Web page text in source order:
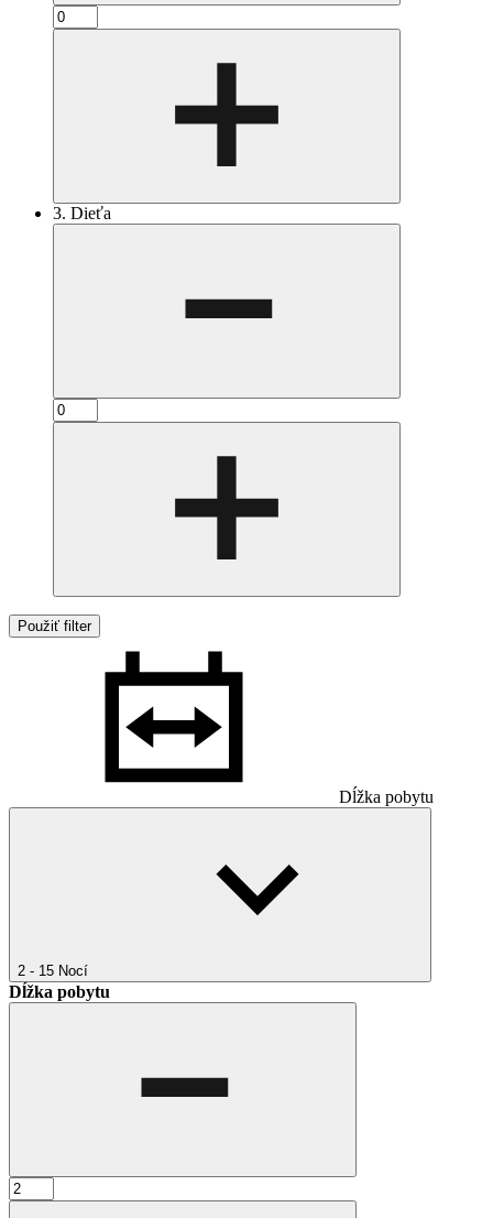
3. Dieťa
Použiť filter
Dĺžka pobytu
2 - 15 Nocí
Dĺžka pobytu